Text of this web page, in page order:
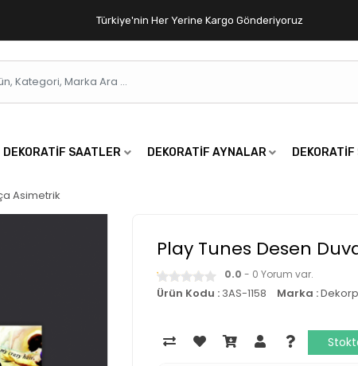
Türkiye'nin Her Yerine Kargo Gönderiyoruz
DEKORATIF SAATLER DEKORATIF AYNALAR
Asimetrik
Play Tunes Desen
0.0 - 0 Yorum var.
Ürün Kodu : 3AS-1158 Marka :